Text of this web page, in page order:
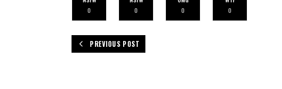
0
0
0
0
PREVIOUS POST